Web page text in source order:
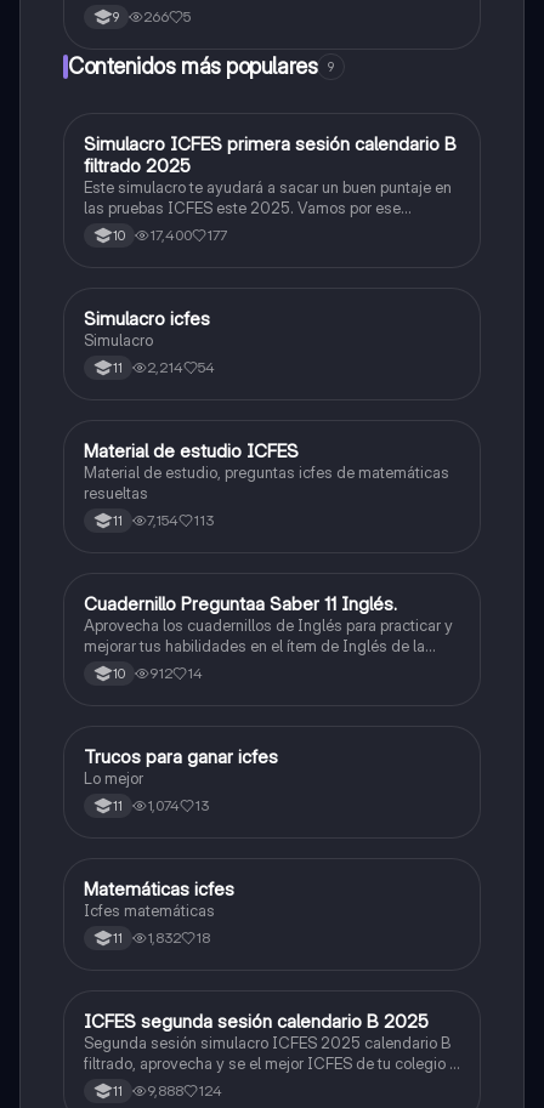
9 266 5
Contenidos más populares 9
ICFES: Matemáticas
Simulacro ICFES primera sesión calendario B
filtrado 2025
Este simulacro te ayudará a sacar un buen puntaje en
las pruebas ICFES este 2025. Vamos por ese
500/500. Y poder ser admitido en la universidad que
quieras, estudiar la carrera que quieres y no la que te
10 17,400 177
ICFES: Lectura Crítica
Simulacro icfes
Simulacro
11 2,214 54
ICFES: Matemáticas
Material de estudio ICFES
Material de estudio, preguntas icfes de matemáticas
resueltas
11 7,154 113
ICFES: Inglés
Cuadernillo Preguntaa Saber 11 Inglés.
Aprovecha los cuadernillos de Inglés para practicar y
mejorar tus habilidades en el ítem de Inglés de la
Prueba Saber 11. 🫡
10 912 14
Química
Trucos para ganar icfes
Lo mejor
11 1,074 13
ICFES: Matemáticas
Matemáticas icfes
Icfes matemáticas
11 1,832 18
ICFES: Lectura Crítica
ICFES segunda sesión calendario B 2025
Segunda sesión simulacro ICFES 2025 calendario B
filtrado, aprovecha y se el mejor ICFES de tu colegio y
poder ingresar a universidad, y estudiar aquella
carrera con la que tanto sueñas.
11 9,888 124